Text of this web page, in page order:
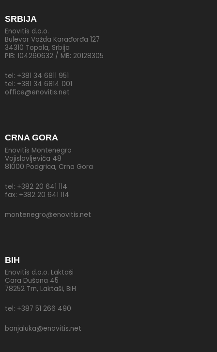
SRBIJA
Enovitis d.o.o.
Bulevar Vožda Karađorđa 127
34310 Topola, Srbija
PIB: 104260632 / MB: 20128305
tel: +381 34 6811 951
tel: +381 34 6814 001
office@enovitis.net
CRNA GORA
Enovitis Montenegro
Vojislavljevića 48
81000 Podgrica, Crna Gora
tel: +382 20 641 114
fax: +382 20 641 114
montenegro@enovitis.net
BIH
Enovitis d.o.o. Laktaši
Cara Dušana 45
78252 Trn, Laktaši, BiH
tel: +387 51 266 490
banjaluka@enovitis.net